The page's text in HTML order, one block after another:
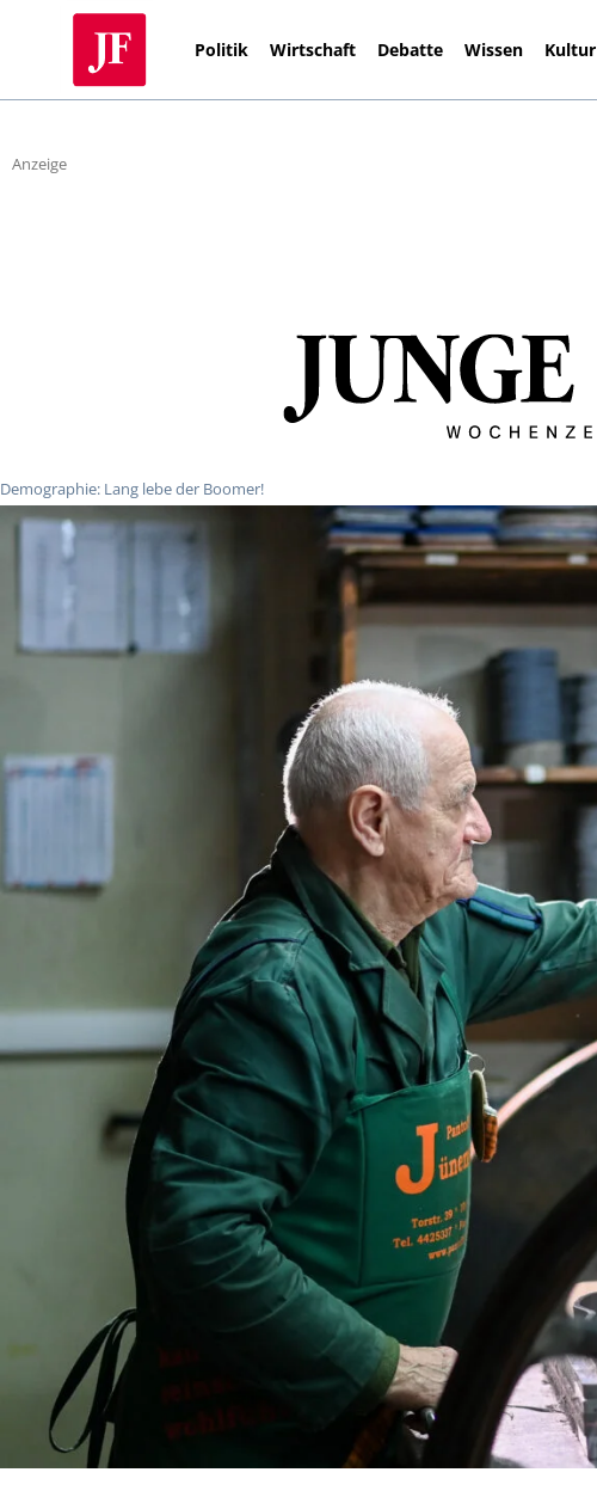
Politik Wirtschaft Debatte Wissen Kultur
Anzeige
Demographie: Lang lebe der Boomer!